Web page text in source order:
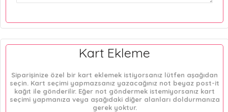
Kart Ekleme
Siparişinize özel bir kart eklemek istiyorsanız lütfen aşağıdan
seçin. Kart seçimi yapmazsanız yazacağınız not beyaz post-it
kağıt ile gönderilir. Eğer not göndermek istemiyorsanız kart
seçimi yapmanıza veya aşağıdaki diğer alanları doldurmanıza
gerek yoktur.